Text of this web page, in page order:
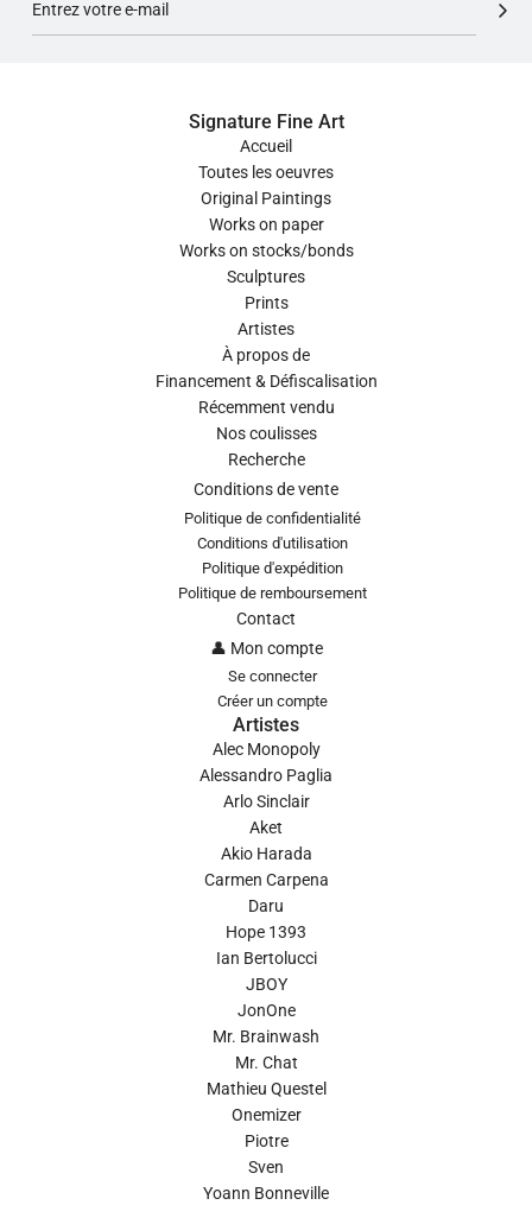
Signature Fine Art
Accueil
Toutes les oeuvres
Original Paintings
Works on paper
Works on stocks/bonds
Sculptures
Prints
Artistes
À propos de
Financement & Défiscalisation
Récemment vendu
Nos coulisses
Recherche
Conditions de vente
Politique de confidentialité
Conditions d'utilisation
Politique d'expédition
Politique de remboursement
Contact
👤 Mon compte
Se connecter
Créer un compte
Artistes
Alec Monopoly
Alessandro Paglia
Arlo Sinclair
Aket
Akio Harada
Carmen Carpena
Daru
Hope 1393
Ian Bertolucci
JBOY
JonOne
Mr. Brainwash
Mr. Chat
Mathieu Questel
Onemizer
Piotre
Sven
Yoann Bonneville